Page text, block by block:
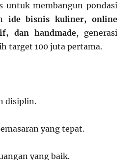
untuk membangun pondasi
ide bisnis kuliner, online
dan handmade, generasi
target 100 juta pertama.
disiplin.
yang tepat.
yang baik.